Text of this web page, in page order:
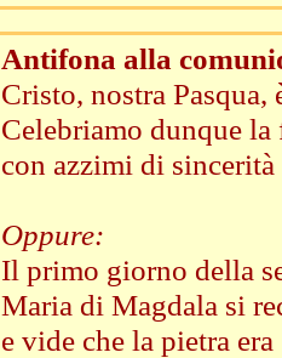
Antifona alla
Cristo, nostra
Celebriamo dunque la
con azzimi di
Oppure:
Il primo giorno della
Maria di Magdala si
e vide che la pietra